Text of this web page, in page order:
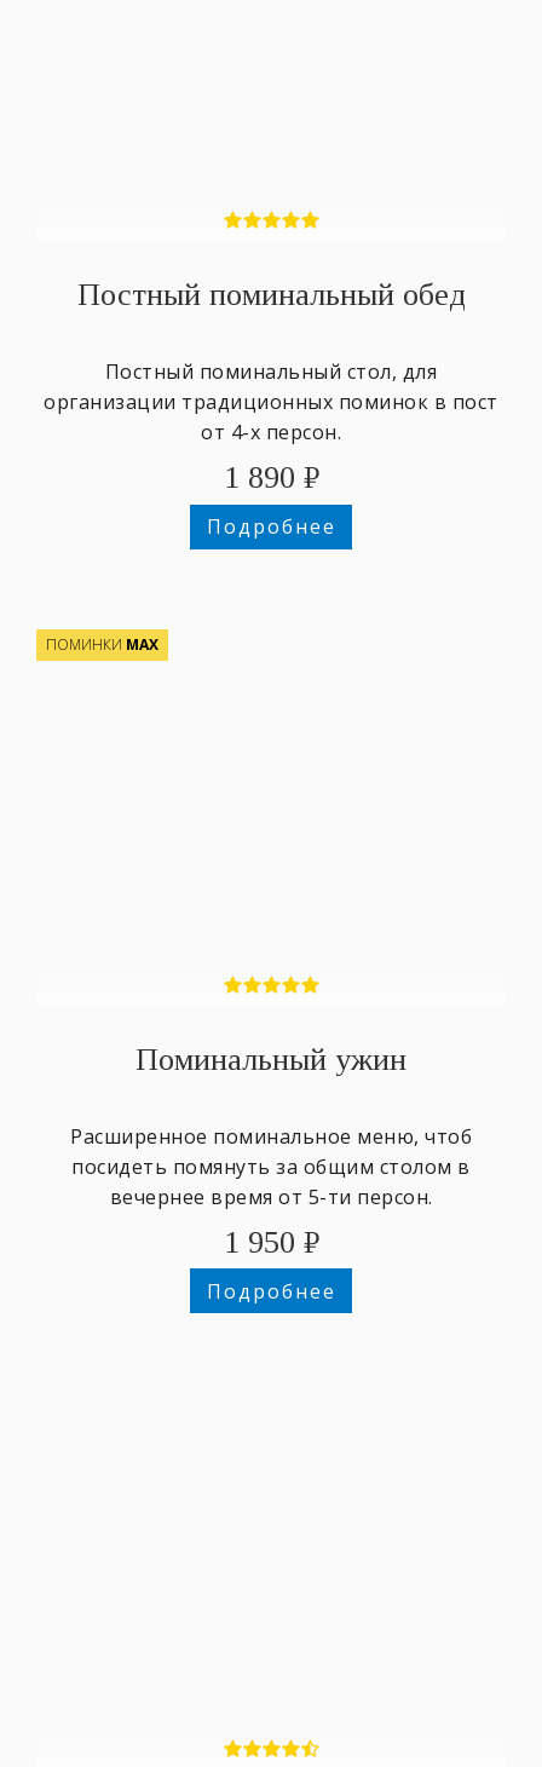
Постный поминальный обед
Постный поминальный стол, для
организации традиционных поминок в пост
от 4-х персон.
1 890 ₽
Подробнее
ПОМИНКИ МАХ
Поминальный ужин
Расширенное поминальное меню, чтоб
посидеть помянуть за общим столом в
вечернее время от 5-ти персон.
1 950 ₽
Подробнее